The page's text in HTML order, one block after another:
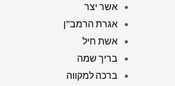
אשר יצר
אגרת הרמב"ן
אשת חיל
בריך שמה
ברכה למקווה